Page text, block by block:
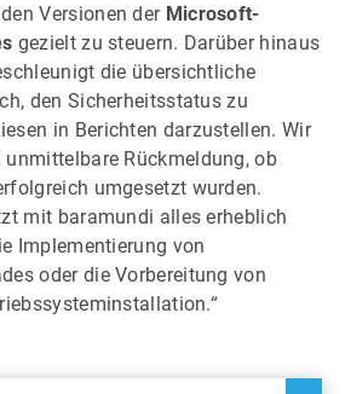
Versionen der Microsoft-
gezielt zu steuern. Darüber hinaus
die übersichtliche
den Sicherheitsstatus zu
in Berichten darzustellen. Wir
Rückmeldung, ob
umgesetzt wurden.
mit baramundi alles erheblich
Implementierung von
oder die Vorbereitung von